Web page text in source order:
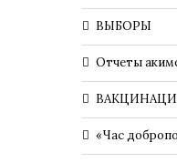
ВЫБОРЫ
Отчеты
«Час